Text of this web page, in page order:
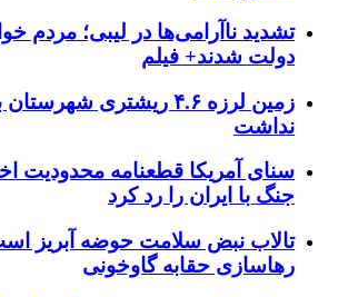
تشدید ناآرامی‌ها در لیبی؛ مردم
دولت شدند+ فیلم
زمین لرزه ۴.۶ ریشتری
نداشت
سنای آمریکا قطعنامه محدودیت
جنگ با ایران را رد کرد
تالاب نبض سلامت حوضه آبریز
رهاسازی حقابه گاوخونی